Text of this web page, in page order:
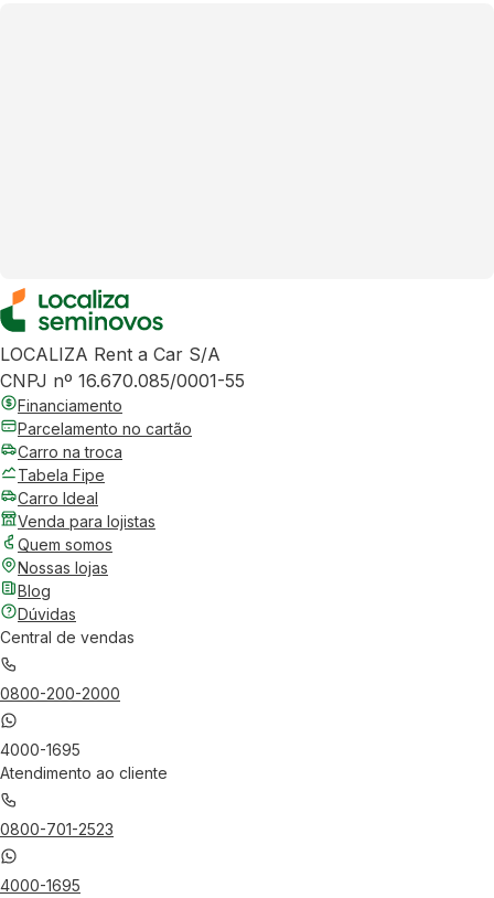
LOCALIZA Rent a Car S/A
CNPJ nº 16.670.085/0001-55
Financiamento
Parcelamento no cartão
Carro na troca
Tabela Fipe
Carro Ideal
Venda para lojistas
Quem somos
Nossas lojas
Blog
Dúvidas
Central de vendas
0800-200-2000
4000-1695
Atendimento ao cliente
0800-701-2523
4000-1695